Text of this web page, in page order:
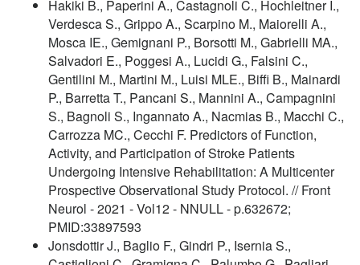
Hakiki B., Paperini A., Castagnoli C., Hochleitner I.,
Verdesca S., Grippo A., Scarpino M., Maiorelli A.,
Mosca IE., Gemignani P., Borsotti M., Gabrielli MA.,
Salvadori E., Poggesi A., Lucidi G., Falsini C.,
Gentilini M., Martini M., Luisi MLE., Biffi B., Mainardi
P., Barretta T., Pancani S., Mannini A., Campagnini
S., Bagnoli S., Ingannato A., Nacmias B., Macchi C.,
Carrozza MC., Cecchi F. Predictors of Function,
Activity, and Participation of Stroke Patients
Undergoing Intensive Rehabilitation: A Multicenter
Prospective Observational Study Protocol. // Front
Neurol - 2021 - Vol12 - NNULL - p.632672;
PMID:33897593
Jonsdottir J., Baglio F., Gindri P., Isernia S.,